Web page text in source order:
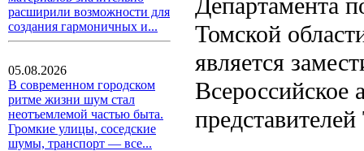
расширили возможности для
создания гармоничных и...
05.08.2026
В современном городском
ритме жизни шум стал
неотъемлемой частью быта.
Громкие улицы, соседские
шумы, транспорт — все...
Департамента
Томской
является
Всероссийское